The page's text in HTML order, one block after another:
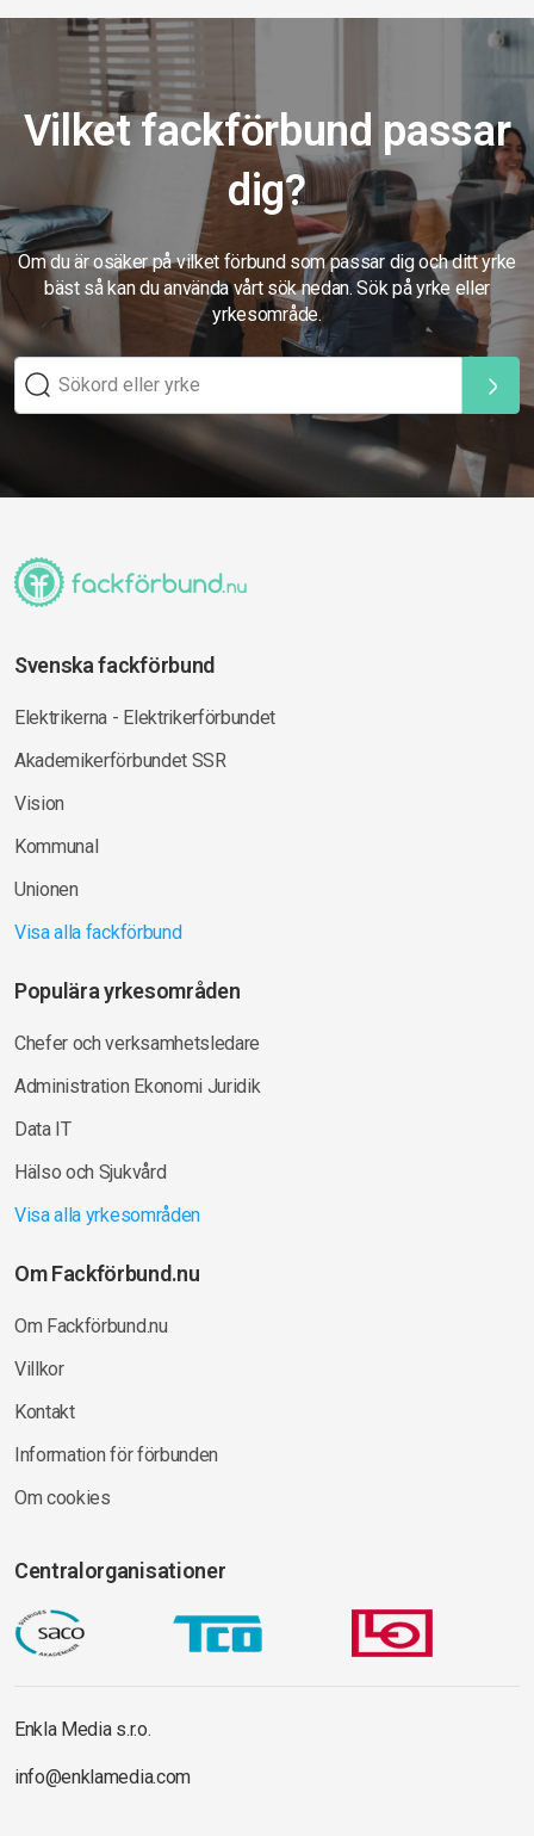
Vilket fackförbund passar
dig?
Om du är osäker på vilket förbund som passar dig och ditt yrke
bäst så kan du använda vårt sök nedan. Sök på yrke eller
yrkesområde.
Svenska fackförbund
Elektrikerna - Elektrikerförbundet
Akademikerförbundet SSR
Vision
Kommunal
Unionen
Visa alla fackförbund
Populära yrkesområden
Chefer och verksamhetsledare
Administration Ekonomi Juridik
Data IT
Hälso och Sjukvård
Visa alla yrkesområden
Om Fackförbund.nu
Om Fackförbund.nu
Villkor
Kontakt
Information för förbunden
Om cookies
Centralorganisationer
Enkla Media s.r.o.
info@enklamedia.com